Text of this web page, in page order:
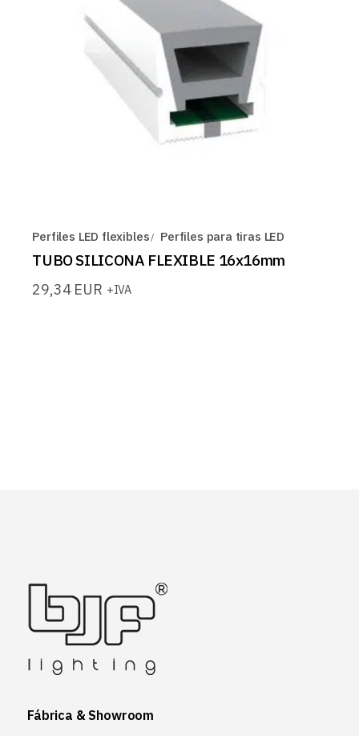
Perfiles LED flexibles Perfiles para tiras LED
TUBO SILICONA FLEXIBLE 16x16mm
29,34 EUR +IVA
Fábrica & Showroom